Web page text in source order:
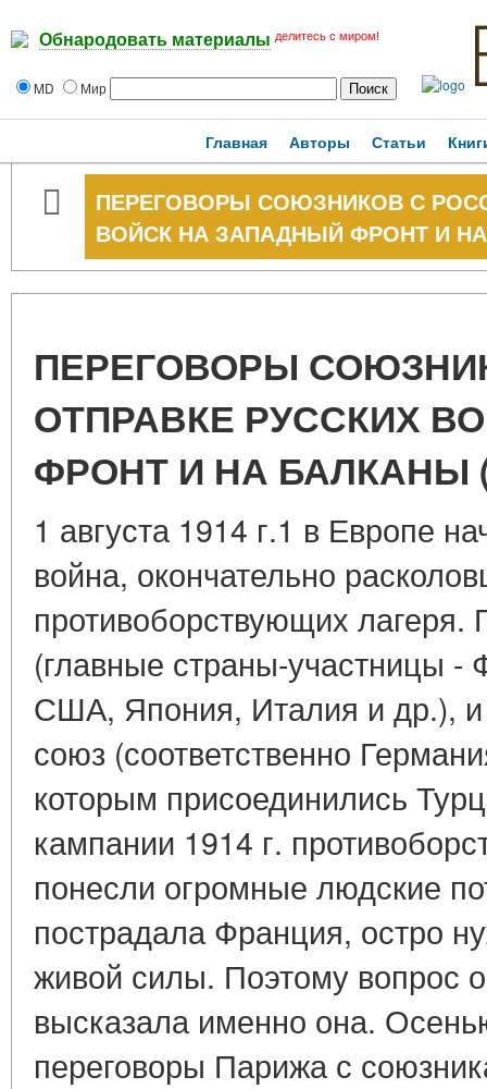
Обнародовать материалы делитесь с миром!
MD Мир
Главная Авторы Статьи
ПЕРЕГОВОРЫ СОЮЗНИКОВ С
ВОЙСК НА ЗАПАДНЫЙ ФРОНТ И НА
ПЕРЕГОВОРЫ
ОТПРАВКЕ РУССКИХ
ФРОНТ И НА БАЛКАНЫ
1 августа 1914 г.1 в Европе
война, окончательно
противоборствующих лагеря.
(главные страны-участницы -
США, Япония, Италия и др.),
союз (соответственно
которым присоединились
кампании 1914 г.
понесли огромные людские
пострадала Франция, остро
живой силы. Поэтому вопрос
высказала именно она.
переговоры Парижа с